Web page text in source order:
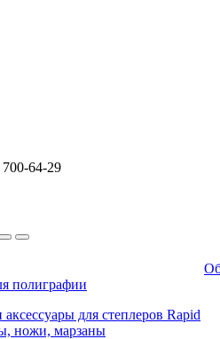
700-64-29
полиграфии
для степлеров Rapid
ножи, марзаны